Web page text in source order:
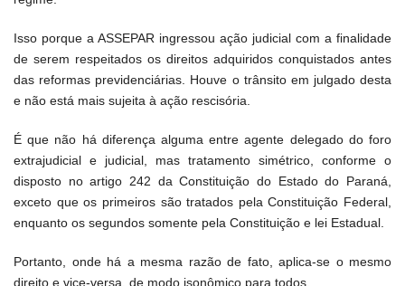
Isso porque a ASSEPAR ingressou ação judicial com a finalidade
de serem respeitados os direitos adquiridos conquistados antes
das reformas previdenciárias. Houve o trânsito em julgado desta
e não está mais sujeita à ação rescisória.
É que não há diferença alguma entre agente delegado do foro
extrajudicial e judicial, mas tratamento simétrico, conforme o
disposto no artigo 242 da Constituição do Estado do Paraná,
exceto que os primeiros são tratados pela Constituição Federal,
enquanto os segundos somente pela Constituição e lei Estadual.
Portanto, onde há a mesma razão de fato, aplica-se o mesmo
direito e vice-versa, de modo isonômico para todos.